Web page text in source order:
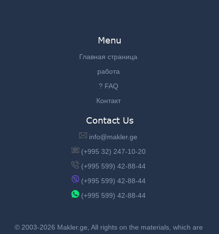
Menu
Главная страница
работа
? FAQ
Контакт
Contact Us
info@makler.ge
(+995 32) 247-10-20
(+995 599) 42-88-44
(+995 599) 42-88-44
(+995 599) 42-88-44
© 2003-2026 Makler.ge, All rights on the materials, which are